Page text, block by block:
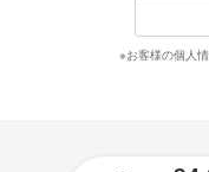
※お客様の個人